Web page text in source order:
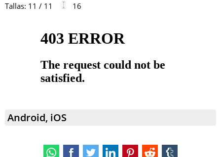
Tallas: 11 / 11
16
Android, iOS